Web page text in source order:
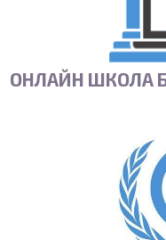
ОНЛАЙН ШКОЛА